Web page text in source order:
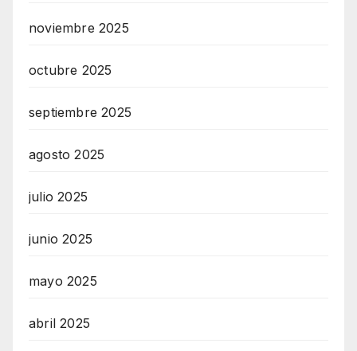
noviembre 2025
octubre 2025
septiembre 2025
agosto 2025
julio 2025
junio 2025
mayo 2025
abril 2025